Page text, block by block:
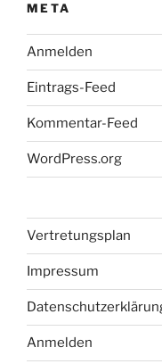
META
Anmelden
Eintrags-Feed
Kommentar-Feed
WordPress.org
Vertretungsplan
Impressum
Anmelden